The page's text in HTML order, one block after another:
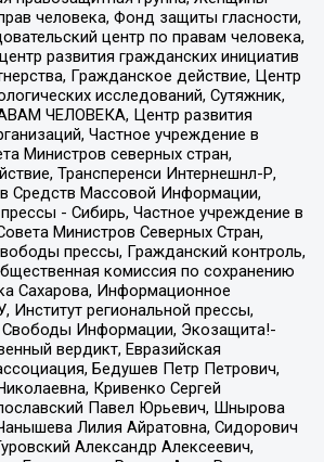
человека, Фонд защиты гласности,
центр по правам человека,
развития гражданских инициатив
Гражданское действие, Центр
исследований, Сутяжник,
ЧЕЛОВЕКА, Центр развития
Частное учреждение в
Министров северных стран,
Трансперенси Интернешнл-Р,
Средств Массовой Информации,
прессы - Сибирь, Частное учреждение в
Министров Северных Стран,
прессы, Гражданский контроль,
комиссия по сохранению
Сахарова, Информационное
Институт региональной прессы,
Свободы Информации, Экозащита!-
вердикт, Евразийская
Бедушев Петр Петрович,
Кривенко Сергей
Павел Юрьевич, Шнырова
Лилия Айратовна, Сидорович
Александр Алексеевич,